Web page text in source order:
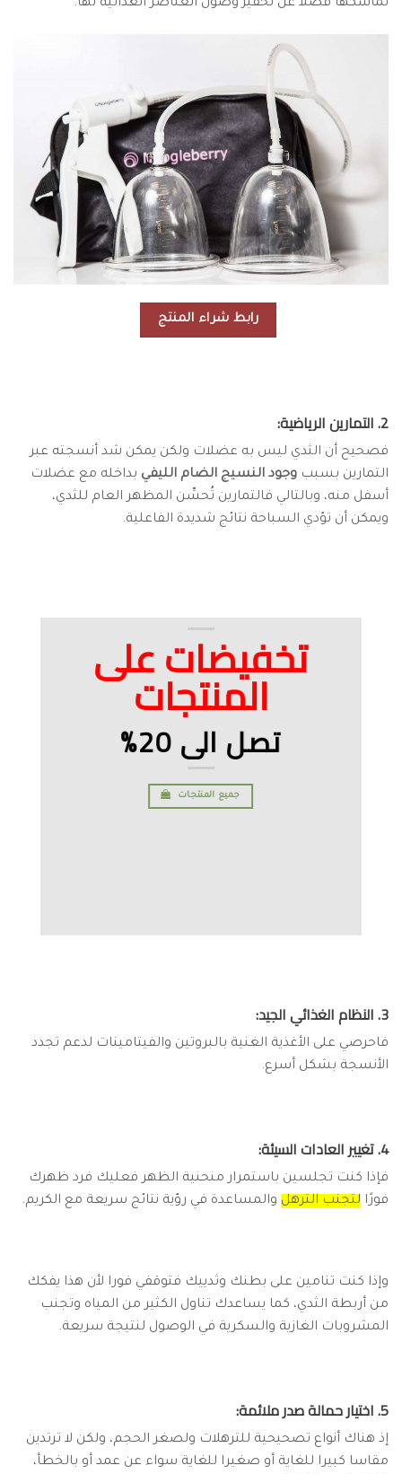
تماسكها فضلا عن تحفيز وصول العناصر الغذائية لها.
رابط شراء المنتج
2. التمارين الرياضية:
فصحيح أن الثدي ليس به عضلات ولكن يمكن شد أنسجته عبر
التمارين بسبب وجود النسيج الضام الليفي بداخله مع عضلات
أسفل منه، وبالتالي فالتمارين تُحسِّن المظهر العام للثدي،
ويمكن أن تؤدي السباحة نتائج شديدة الفاعلية.
تخفيضات على
المنتجات
تصل الى 20%
جميع المنتجات
3. النظام الغذائي الجيد:
فاحرصي على الأغذية الغنية بالبروتين والفيتامينات لدعم تجدد
الأنسجة بشكل أسرع.
4. تغيير العادات السيئة:
فإذا كنت تجلسين باستمرار منحنية الظهر فعليك فرد ظهرك
فورًا لتجنب الترهل والمساعدة في رؤية نتائج سريعة مع الكريم.
وإذا كنت تنامين على بطنك وثدييك فتوقفي فورا لأن هذا يفكك
من أربطة الثدي، كما يساعدك تناول الكثير من المياه وتجنب
المشروبات الغازية والسكرية في الوصول لنتيجة سريعة.
5. اختيار حمالة صدر ملائمة:
إذ هناك أنواع تصحيحية للترهلات ولصغر الحجم، ولكن لا ترتدين
مقاسا كبيرا للغاية أو صغيرا للغاية سواء عن عمد أو بالخطأ،